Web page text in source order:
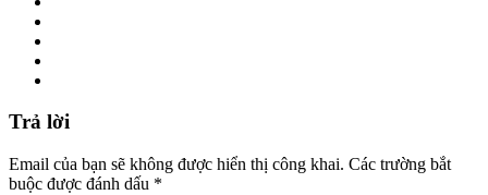
Trả lời
Email của bạn sẽ không được hiển thị công khai. Các trường bắt
buộc được đánh dấu *